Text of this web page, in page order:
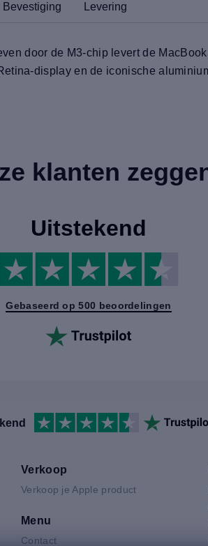
Bevestiging Levering
door de M3-chip levert de
display en de iconische
klanten
Uitstekend
Gebaseerd op 500 beoordelingen
Verkoop
Verkoop je Apple product
Menu
Contact